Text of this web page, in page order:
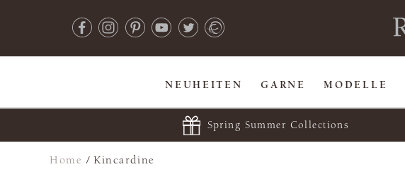
NEUHEITEN GARNE MODELLE
Spring Summer Collections
Home /Kincardine